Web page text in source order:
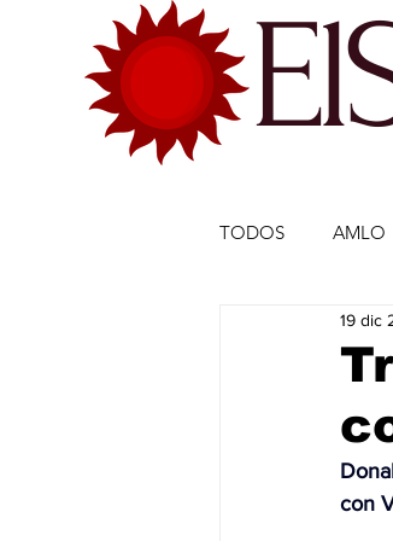
TODOS AMLO
ECONOMÍA
DEPORTES
19 dic
con